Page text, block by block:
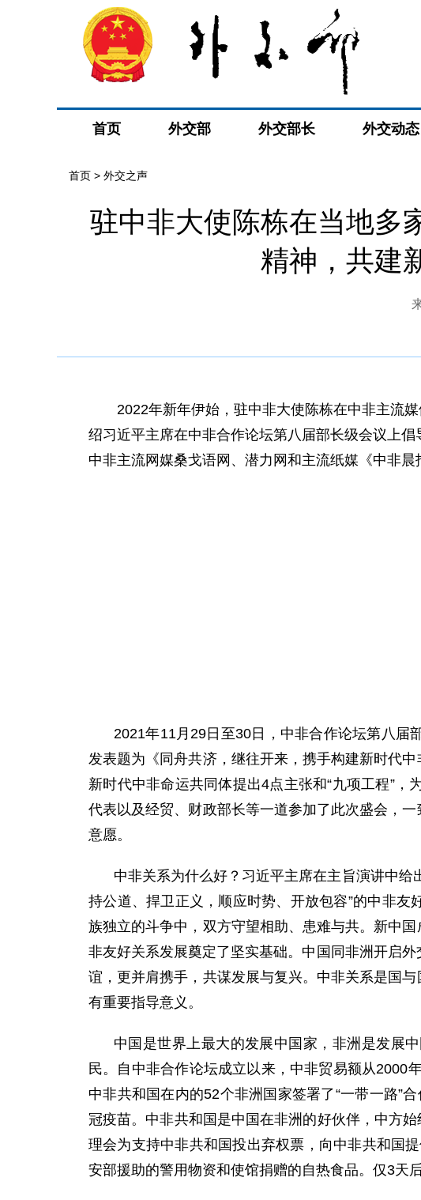
首页 外交部 外交部长 外交动态
首页 > 外交之声
驻中非大使陈栋在当地多
精神，共建
2022年新年伊始，驻中非大使陈栋在中非主流
绍习近平主席在中非合作论坛第八届部长级会议上
中非主流网媒桑戈语网、潜力网和主流纸媒《中非
2021年11月29日至30日，中非合作论坛第八届
发表题为《同舟共济，继往开来，携手构建新时代
新时代中非命运共同体提出4点主张和“九项工程”
代表以及经贸、财政部长等一道参加了此次盛会，
意愿。
中非关系为什么好？习近平主席在主旨演讲中
持公道、捍卫正义，顺应时势、开放包容”的中非
族独立的斗争中，双方守望相助、患难与共。新中
非友好关系发展奠定了坚实基础。中国同非洲开启
谊，更并肩携手，共谋发展与复兴。中非关系是国
有重要指导意义。
中国是世界上最大的发展中国家，非洲是发展
民。自中非合作论坛成立以来，中非贸易额从2000
中非共和国在内的52个非洲国家签署了“一带一路”
冠疫苗。中非共和国是中国在非洲的好伙伴，中方
理会为支持中非共和国投出弃权票，向中非共和国
安部援助的警用物资和使馆捐赠的自热食品。仅3天